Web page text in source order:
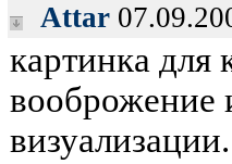
Attar
картинка для
вооброжение